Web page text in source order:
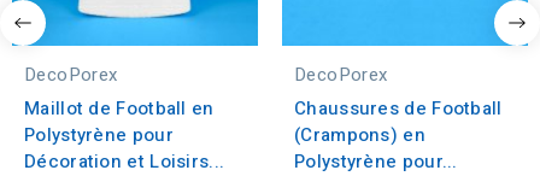
DecoPorex
Maillot de Football en
Polystyrène pour
Décoration et Loisirs...
DecoPorex
Chaussures de Football
(Crampons) en
Polystyrène pour...